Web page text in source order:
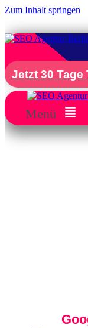
Zum Inhalt springen
Jetzt 30 Tage
Menü